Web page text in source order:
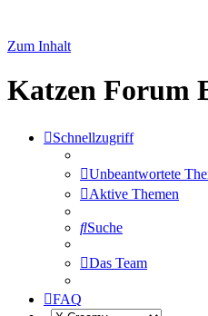
Zum Inhalt
Katzen Forum
Schnellzugriff
Unbeantwortete
Aktive Themen
Suche
Das Team
FAQ